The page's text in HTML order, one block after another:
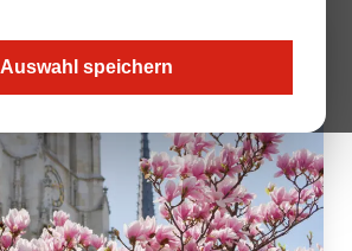
Auswahl speichern